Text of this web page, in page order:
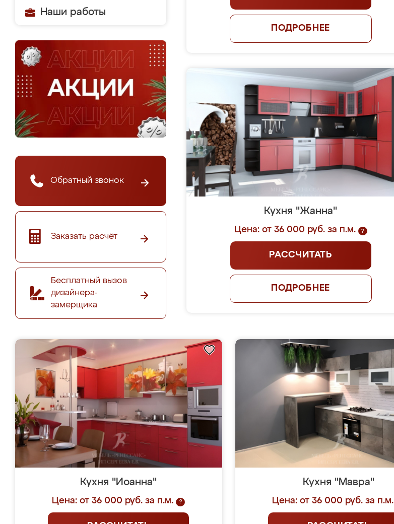
Наши работы
Обратный звонок
Заказать расчёт
Бесплатный вызов
дизайнера-
замерщика
ПОДРОБНЕЕ
Кухня "Жанна"
Цена: от 36 000 руб. за п.м. ?
РАССЧИТАТЬ
ПОДРОБНЕЕ
Кухня "Иоанна"
Цена: от 36 000 руб. за п.м. ?
Кухня "Мавра"
Цена: от 36 000 руб. за п.м.